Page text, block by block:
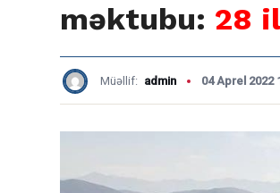
məktubu: 28
Müəllif: admin 04 Aprel 2022